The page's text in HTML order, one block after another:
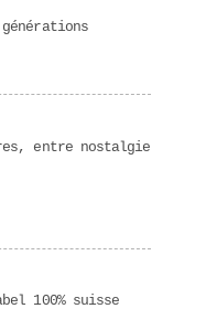
entre nostalgie
100% suisse